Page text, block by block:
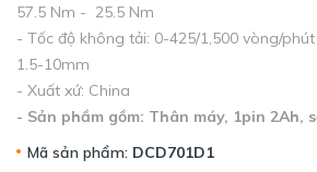
57.5 Nm - 25.5 Nm
- Tốc độ không tải: 0-425/1,500 vòng/
1.5-10mm
- Xuất xứ: China
- Sản phầm gồm: Thân máy, 1pin 2Ah,
Mã sản phẩm: DCD701D1